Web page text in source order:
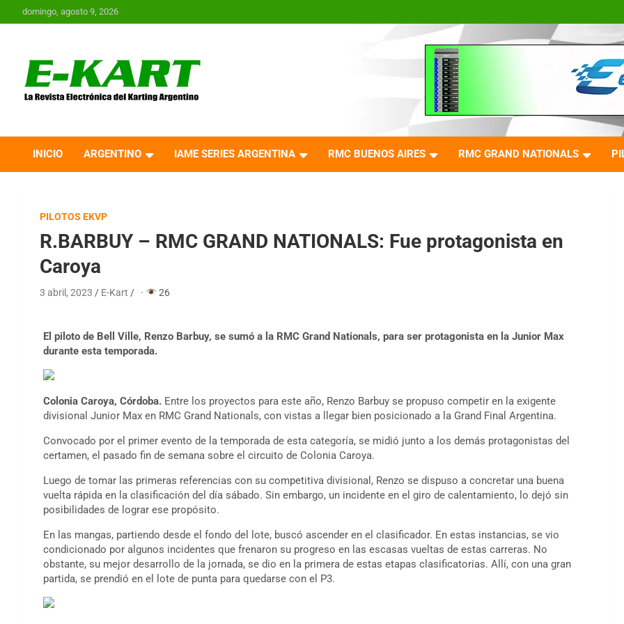
Saltar
al
domingo, agosto 9, 2026
Revista Electrónica del
INICIO ARGENTINO IAME SERIES ARGENTINA RMC BUENOS AIRES RMC GRAND NATIONALS
PILOTOS EKVP
R.BARBUY – RMC GRAND NATIONALS: Fue protagonista en
Caroya
3 abril, 2023 E-Kart · 26
El piloto de Bell Ville, Renzo Barbuy, se sumó a la RMC Grand Nationals, para ser protagonista en la Junior Max
durante esta temporada.
Colonia Caroya, Córdoba. Entre los proyectos para este año, Renzo Barbuy se propuso competir en la exigente
divisional Junior Max en RMC Grand Nationals, con vistas a llegar bien posicionado a la Grand Final Argentina.
Convocado por el primer evento de la temporada de esta categoría, se midió junto a los demás protagonistas del
certamen, el pasado fin de semana sobre el circuito de Colonia Caroya.
Luego de tomar las primeras referencias con su competitiva divisional, Renzo se dispuso a concretar una buena
vuelta rápida en la clasificación del día sábado. Sin embargo, un incidente en el giro de calentamiento, lo dejó sin
posibilidades de lograr ese propósito.
En las mangas, partiendo desde el fondo del lote, buscó ascender en el clasificador. En estas instancias, se vio
condicionado por algunos incidentes que frenaron su progreso en las escasas vueltas de estas carreras. No
obstante, su mejor desarrollo de la jornada, se dio en la primera de estas etapas clasificatorias. Allí, con una gran
partida, se prendió en el lote de punta para quedarse con el P3.